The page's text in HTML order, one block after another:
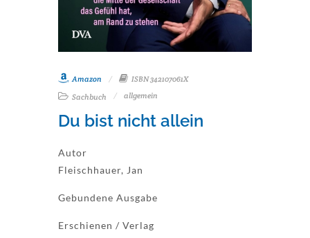
Amazon
ISBN 342107061X
Sachbuch
allgemein
Du bist nicht allein
Autor
Fleischhauer, Jan
Gebundene Ausgabe
Erschienen / Verlag